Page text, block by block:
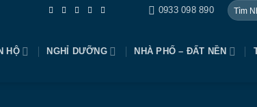
0933 098 890
HỘ NGHỈ DƯỠNG NHÀ PHỐ – ĐẤT NỀN